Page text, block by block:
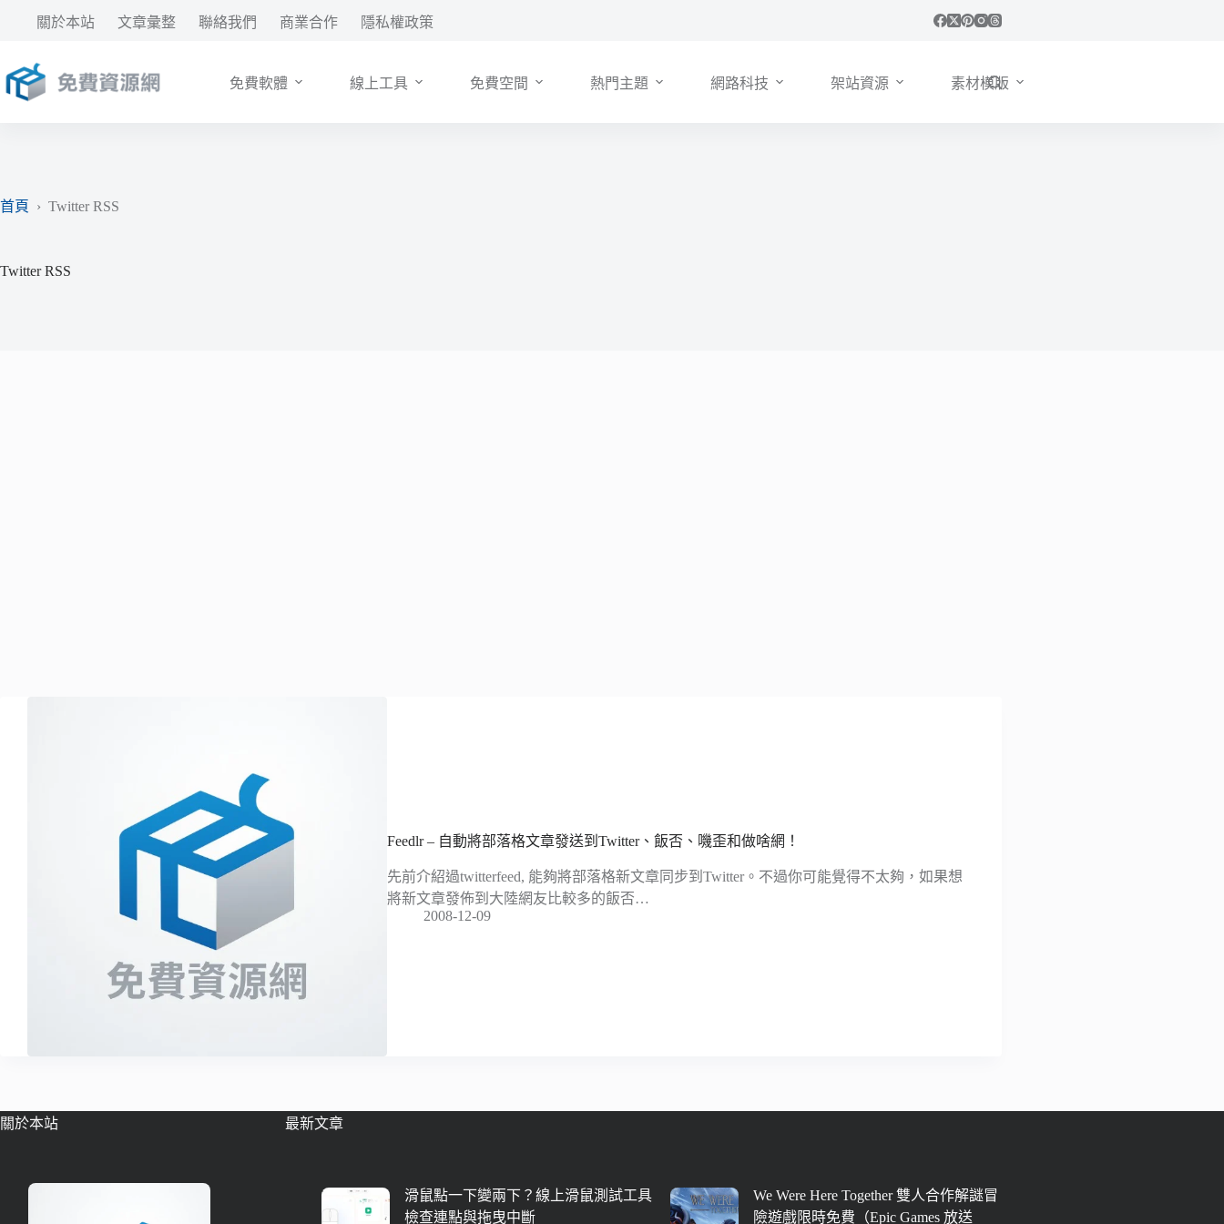
要
內
關於本站 文章彙整 聯絡我們 商業合作 隱私權政策
免費軟體 線上工具 免費空間 熱門主題 網路科技 架站資源 素材模版
首頁 › Twitter RSS
Twitter RSS
Feedlr – 自動將部落格文章發送到Twitter、飯否、嘰歪和做啥網！
先前介紹過twitterfeed, 能夠將部落格新文章同步到Twitter。不過你可能覺得不太夠，如果想
將新文章發佈到大陸網友比較多的飯否…
2008-12-09
關於本站 最新文章
滑鼠點一下變兩下？線上滑鼠測試工具
檢查連點與拖曳中斷
We Were Here Together 雙人合作解謎冒
險遊戲限時免費（Epic Games 放送